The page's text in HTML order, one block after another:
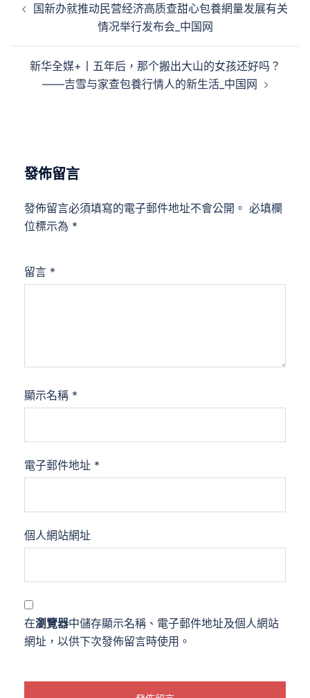
章 国新办就推动民营经济高质查甜心包養網量发展有关
情况举行发布会_中国网
新华全媒+丨五年后，那个搬出大山的女孩还好吗？
——吉雪与家查包養行情人的新生活_中国网
發佈留言
發佈留言必須填寫的電子郵件地址不會公開。 必填欄
位標示為 *
留言 *
顯示名稱 *
電子郵件地址 *
個人網站網址
在瀏覽器中儲存顯示名稱、電子郵件地址及個人網站
網址，以供下次發佈留言時使用。